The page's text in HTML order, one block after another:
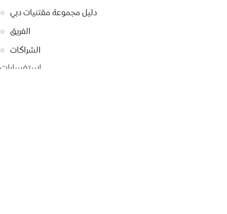
● دليل مجموعة مقتنيات دبي
● الفريق
● الشراكات
استفسارات